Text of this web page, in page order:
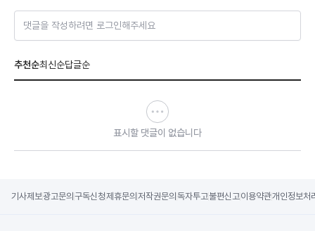
댓글을 작성하려면 로그인해주세요
추천순최신순답글순
표시할 댓글이 없습니다
기사제보광고문의 구독신청제휴문의 저작권문의 독자투고불편신고이용약관개인정보처